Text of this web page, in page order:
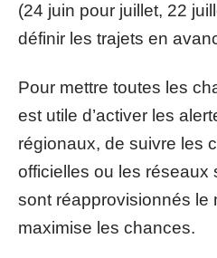
(24 juin pour juillet, 22
définir les trajets en
Pour mettre toutes les
est utile d’activer les
régionaux, de suivre les
officielles ou les réseaux
sont réapprovisionnés le
maximise les chances.